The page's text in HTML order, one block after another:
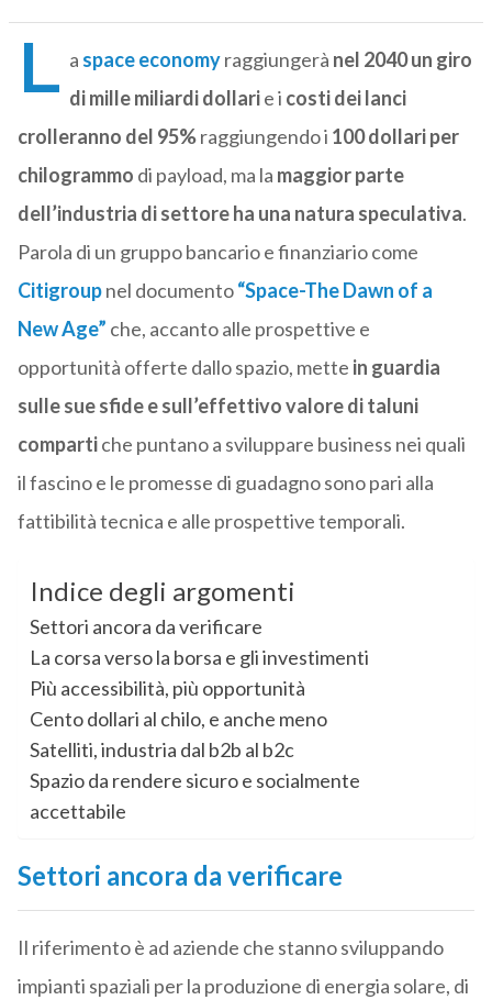
L a space economyraggiungerà nel 2040 un giro
di mille miliardi dollarie i costi dei lanci
crolleranno del 95%raggiungendo i 100 dollari per
chilogrammo di payload, ma la maggior parte
dell’industria di settore ha una natura speculativa.
Parola di un gruppo bancario e finanziario come
Citigroupnel documento“Space-The Dawn of a
New Age” che, accanto alle prospettive e
opportunità offerte dallo spazio, mette in guardia
sulle sue sfide e sull’effettivo valore di taluni
compartiche puntano a sviluppare business nei quali
il fascino e le promesse di guadagno sono pari alla
fattibilità tecnica e alle prospettive temporali.
Indice degli argomenti
Settori ancora da verificare
La corsa verso la borsa e gli investimenti
Più accessibilità, più opportunità
Cento dollari al chilo, e anche meno
Satelliti, industria dal b2b al b2c
Spazio da rendere sicuro e socialmente
accettabile
Settori ancora da verificare
Il riferimento è ad aziende che stanno sviluppando
impianti spaziali per la produzione di energia solare, di